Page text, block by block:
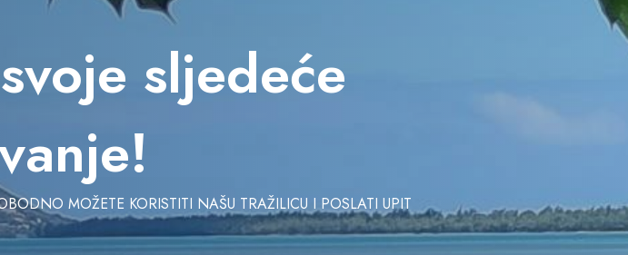
sljedeće
MOŽETE KORISTITI NAŠU TRAŽILICU I POSLATI UPIT